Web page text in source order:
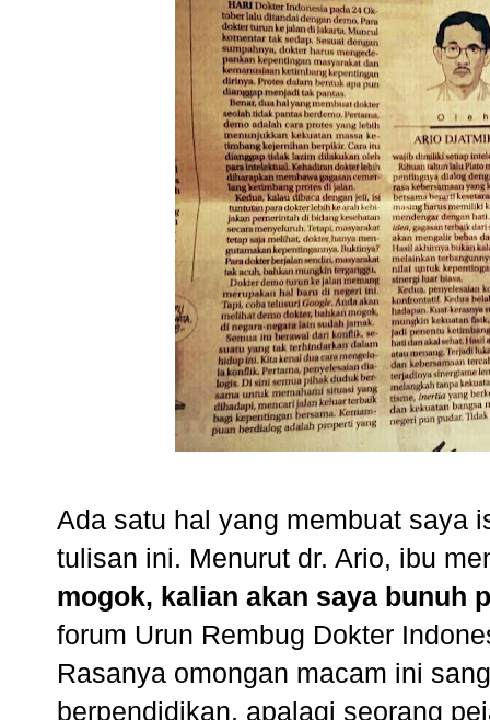
Ada satu hal yang membuat saya
tulisan ini. Menurut dr. Ario, ibu
mogok, kalian akan saya bunuh
forum Urun Rembug Dokter
Rasanya omongan macam ini
berpendidikan, apalagi seorang